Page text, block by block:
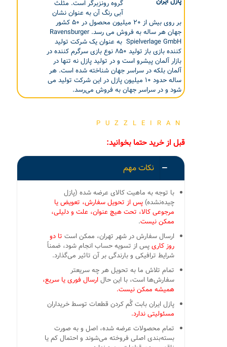
گروه رونزبرگر است. مثلث
آبی رنگ آن به عنوان نشان
بر روی بیش از ۲۰ میلیون محصول در ۵۰ کشور
جهان هر ساله به فروش می رسد. Ravensburger
Spielverlage GmbH به عنوان یک شرکت تولید
کننده بازی باز تولید ۸۵۰ نوع بازی سرگرم کننده در
بازار آلمان پیشرو است و در تولید پازل نه تنها در
آلمان بلکه در سراسر جهان شناخته شده است. هر
ساله حدود ۱۰ میلیون پازل در این شرکت تولید می
شود و در سراسر جهان به فروش می‌رسد.
PUZZLEIRAN
قبل از خرید حتما بخوانید:
نکات مهم
با توجه به ماهیت کالای عرضه شده (پازل
چیده‌نشده) پس از تحویل سفارش، تعویض یا
مرجوعی کالا، تحت هیچ عنوان، علت و دلیلی،
ممکن نیست.
ارسال سفارش در شهر تهران، ممکن است تا دو
روز کاریپس از تسویه حساب انجام شود، ضمناً
شرایط ترافیکی و بارندگی بر آن تاثیر می‌گذارد.
تمام تلاش ما به تحویل هر چه سریعتر
سفارش‌ها است، با این حالارسال فوری یا سریع،
همیشه ممکن نیست.
پازل ایران بابت گُم کردن قطعات توسط خریداران
مسئولیتی ندارد.
تمام محصولات عرضه شده، اصل و به صورت
بسته‌بندی اصلی فروخته می‌شوند و احتمال کم یا